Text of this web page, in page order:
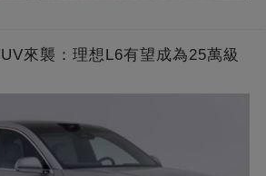
來襲：理想L6有望成為25萬級